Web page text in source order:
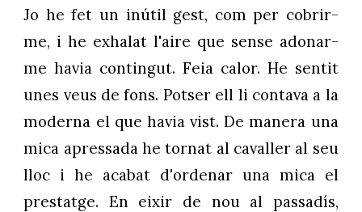
Jo he fet un inútil gest, com per cobrir-
me, i he exhalat l'aire que sense adonar-
me havia contingut. Feia calor. He sentit
unes veus de fons. Potser ell li contava a la
moderna el que havia vist. De manera una
mica apressada he tornat al cavaller al seu
lloc i he acabat d'ordenar una mica el
prestatge. En eixir de nou al passadís,